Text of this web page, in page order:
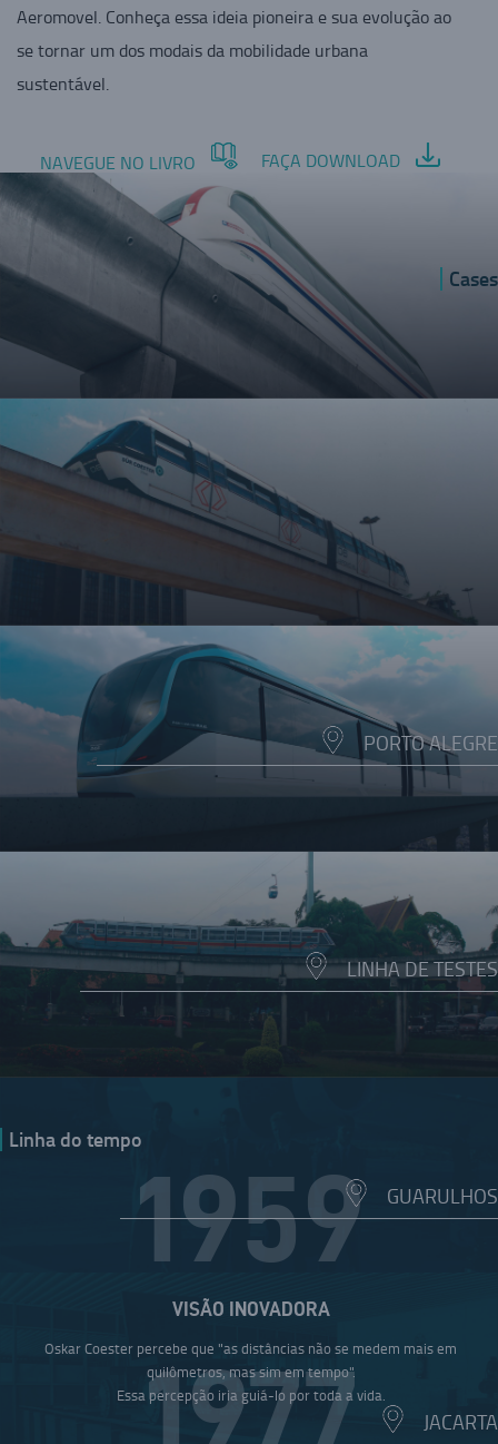
Aeromovel. Conheça essa ideia pioneira e sua evolução ao
se tornar um dos modais da mobilidade urbana
sustentável.
NAVEGUE NO LIVRO FAÇA DOWNLOAD
Cases
PORTO ALEGRE
LINHA DE TESTES
GUARULHOS
JACARTA
Linha do tempo
1959
VISÃO INOVADORA
Oskar Coester percebe que "as distâncias não se medem mais em
quilômetros, mas sim em tempo".
Essa percepção iria guiá-lo por toda a vida.
1977